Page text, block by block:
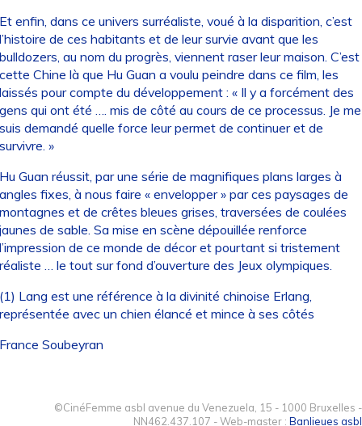
enfin, dans ce univers surréaliste, voué à la disparition, c’est
de ces habitants et de leur survie avant que les
au nom du progrès, viennent raser leur maison. C’est
Chine là que Hu Guan a voulu peindre dans ce film, les
pour compte du développement : « Il y a forcément des
qui ont été …. mis de côté au cours de ce processus. Je me
demandé quelle force leur permet de continuer et de
»
Guan réussit, par une série de magnifiques plans larges à
fixes, à nous faire « envelopper » par ces paysages de
et de crêtes bleues grises, traversées de coulées
de sable. Sa mise en scène dépouillée renforce
de ce monde de décor et pourtant si tristement
… le tout sur fond d’ouverture des Jeux olympiques.
Lang est une référence à la divinité chinoise Erlang,
avec un chien élancé et mince à ses côtés
Soubeyran
©CinéFemme asbl avenue du Venezuela, 15 - 1000 Bruxelles -
NN462.437.107 - Web-master : Banlieues asbl